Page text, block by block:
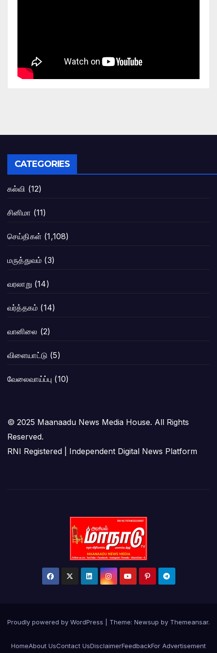
CATEGORIES
கல்வி (12)
சினிமா (11)
செய்திகள் (1,108)
மருத்துவம் (3)
வரலாறு (14)
வர்த்தகம் (14)
வானிலை (2)
விளையாட்டு (5)
வேலைவாய்ப்பு (10)
© 2025 Maanaadu News Media House. All Rights
Reserved.
RNI Registered | Independent Digital News Platform
Proudly powered by WordPress Theme: Newsup by Themeansar.
HomeAbout UsContact UsDisclaimerFeedbackFor Advertisement